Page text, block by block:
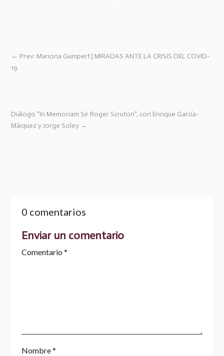
← Prev: Mariona Gumpert | MIRADAS ANTE LA CRISIS DEL COVID-
19
Diálogo "In Memoriam Sir Roger Scruton", con Enrique García-
Máiquez y Jorge Soley →
0 comentarios
Enviar un comentario
Comentario *
Nombre*